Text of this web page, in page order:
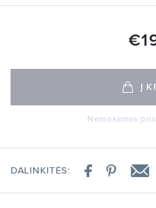
€
Į
Nemokamas
DALINKITĖS: